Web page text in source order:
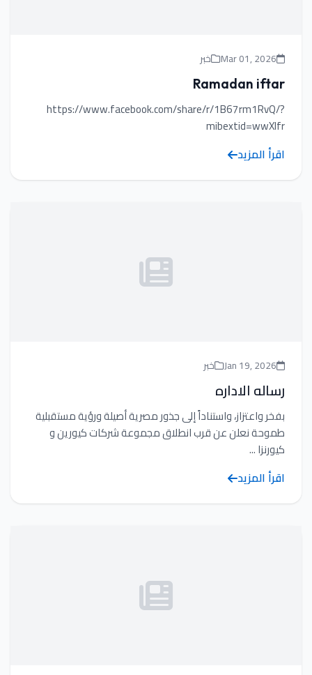
Mar 01, 2026 خبر
Ramadan iftar
https://www.facebook.com/share/r/1B67rm1RvQ/?
mibextid=wwXIfr
اقرأ المزيد
Jan 19, 2026 خبر
رساله الاداره
بفخر واعتزاز، واستناداً إلى جذور مصرية أصيلة ورؤية مستقبلية
طموحة نعلن عن قرب انطلاق مجموعة شركات كيورين و
كيورنزا ...
اقرأ المزيد